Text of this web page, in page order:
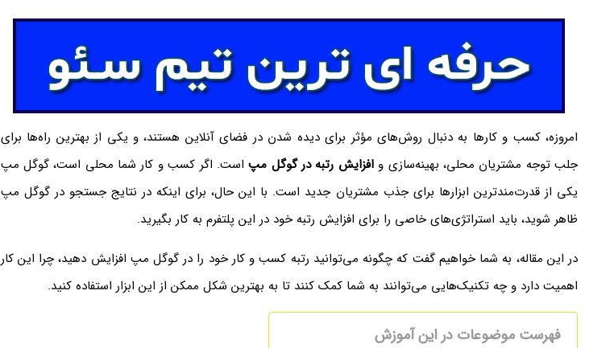
امروزه، کسب و کارها به دنبال روش‌های مؤثر برای دیده شدن در فضای آنلاین هستند، و یکی از بهترین راه‌ها برای
جلب توجه مشتریان محلی، بهینه‌سازی وافزایش رتبه در گوگل مپاست. اگر کسب و کار شما محلی است، گوگل مپ
یکی از قدرت‌مندترین ابزارها برای جذب مشتریان جدید است. با این حال، برای اینکه در نتایج جستجو در گوگل مپ
ظاهر شوید، باید استراتژی‌های خاصی را برای افزایش رتبه خود در این پلتفرم به کار بگیرید.
در این مقاله، به شما خواهیم گفت که چگونه می‌توانید رتبه کسب و کار خود را در گوگل مپ افزایش دهید، چرا این کار
اهمیت دارد و چه تکنیک‌هایی می‌توانند به شما کمک کنند تا به بهترین شکل ممکن از این ابزار استفاده کنید.
فهرست موضوعات در این آموزش